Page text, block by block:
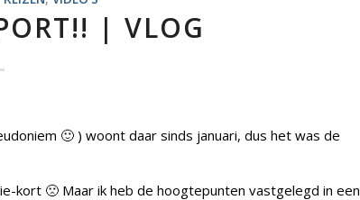
| VLOG
🙂 ) woont daar sinds januari, dus het was de
kort 🙁 Maar ik heb de hoogtepunten vastgelegd in een